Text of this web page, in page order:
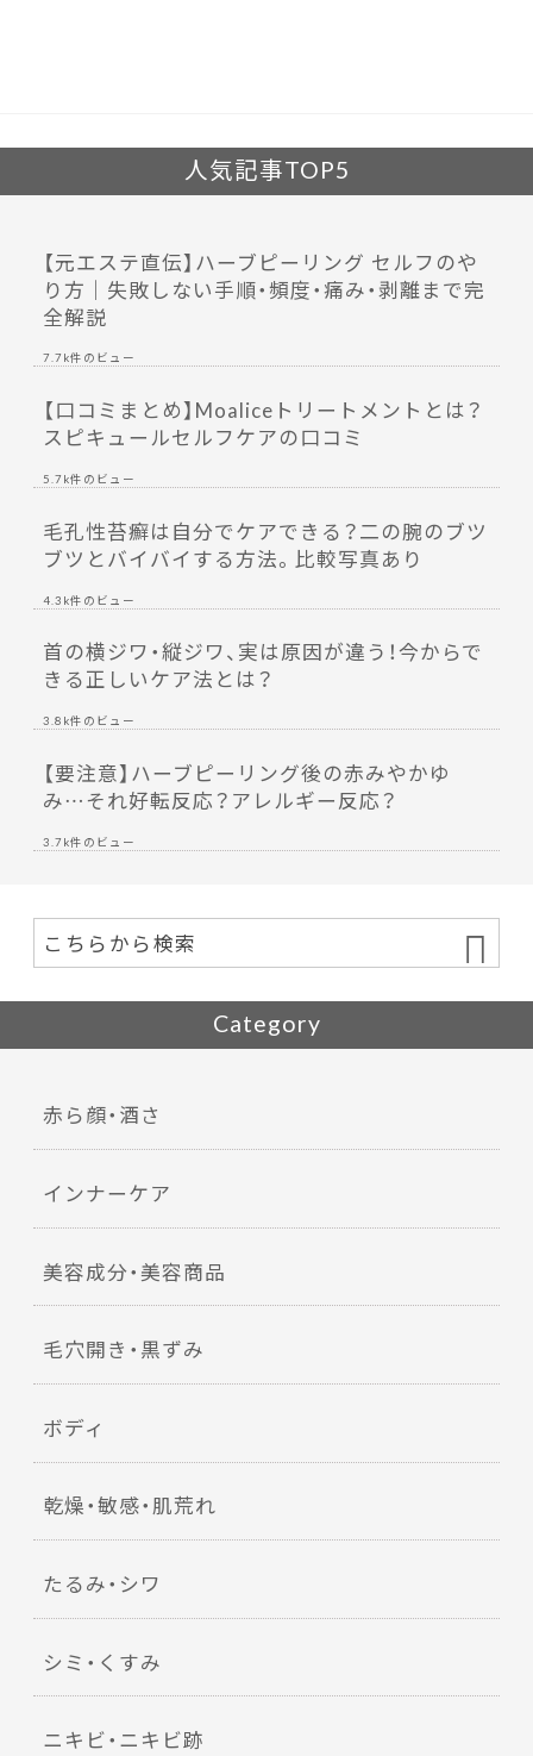
人気記事TOP5
【元エステ直伝】ハーブピーリング セルフのや
り方｜失敗しない手順・頻度・痛み・剥離まで完
全解説
7.7k件のビュー
【口コミまとめ】Moaliceトリートメントとは？
スピキュールセルフケアの口コミ
5.7k件のビュー
毛孔性苔癬は自分でケアできる？二の腕のブツ
ブツとバイバイする方法。比較写真あり
4.3k件のビュー
首の横ジワ・縦ジワ、実は原因が違う！今からで
きる正しいケア法とは？
3.8k件のビュー
【要注意】ハーブピーリング後の赤みやかゆ
み…それ好転反応？アレルギー反応？
3.7k件のビュー
Category
赤ら顔・酒さ
インナーケア
美容成分・美容商品
毛穴開き・黒ずみ
ボディ
乾燥・敏感・肌荒れ
たるみ・シワ
シミ・くすみ
ニキビ・ニキビ跡